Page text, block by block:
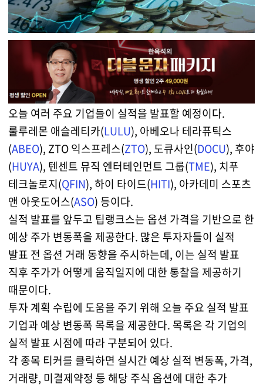
오늘 여러 주요 기업들이 실적을 발표할 예정이다.
룰루레몬 애슬레티카(LULU), 아베오나 테라퓨틱스
(ABEO), ZTO 익스프레스(ZTO), 도큐사인(DOCU), 후야
(HUYA), 텐센트 뮤직 엔터테인먼트 그룹(TME), 치푸
테크놀로지(QFIN), 하이 타이드(HITI), 아카데미 스포츠
앤 아웃도어스(ASO) 등이다.
실적 발표를 앞두고 팁랭크스는 옵션 가격을 기반으로 한
예상 주가 변동폭을 제공한다. 많은 투자자들이 실적
발표 전 옵션 거래 동향을 주시하는데, 이는 실적 발표
직후 주가가 어떻게 움직일지에 대한 통찰을 제공하기
때문이다.
투자 계획 수립에 도움을 주기 위해 오늘 주요 실적 발표
기업과 예상 변동폭 목록을 제공한다. 목록은 각 기업의
실적 발표 시점에 따라 구분되어 있다.
각 종목 티커를 클릭하면 실시간 예상 실적 변동폭, 가격,
거래량, 미결제약정 등 해당 주식 옵션에 대한 추가